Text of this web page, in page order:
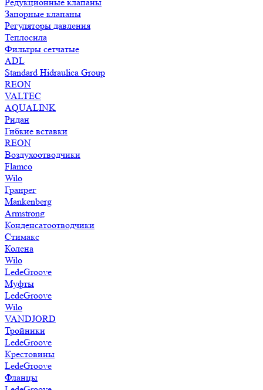
Запорные клапаны
Регуляторы давления
Теплосила
Фильтры сетчатые
ADL
Standard Hidraulica Group
REON
VALTEC
AQUALINK
Ридан
Гибкие вставки
REON
Воздухоотводчики
Flamco
Wilo
Гранрег
Mankenberg
Armstrong
Конденсатоотводчики
Стимакс
Колена
Wilo
LedeGroove
Муфты
LedeGroove
Wilo
VANDJORD
Тройники
LedeGroove
Крестовины
LedeGroove
Фланцы